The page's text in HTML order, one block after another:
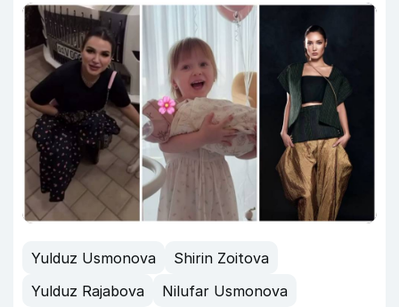
Yulduz Usmonova
Shirin Zoitova
Yulduz Rajabova
Nilufar Usmonova